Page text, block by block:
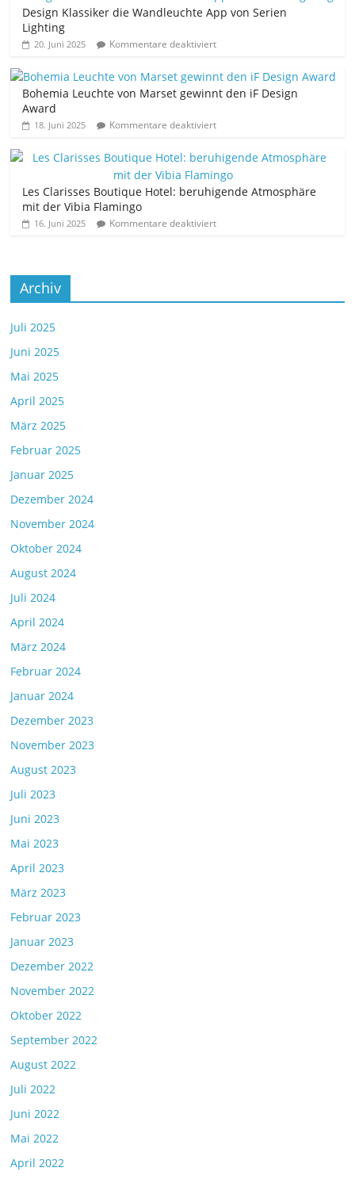
Design Klassiker die Wandleuchte App von Serien
Lighting
20. Juni 2025 Kommentare deaktiviert
Bohemia Leuchte von Marset gewinnt den iF Design
Award
18. Juni 2025 Kommentare deaktiviert
Les Clarisses Boutique Hotel: beruhigende Atmosphäre
mit der Vibia Flamingo
16. Juni 2025 Kommentare deaktiviert
Archiv
Juli 2025
Juni 2025
Mai 2025
April 2025
März 2025
Februar 2025
Januar 2025
Dezember 2024
November 2024
Oktober 2024
August 2024
Juli 2024
April 2024
März 2024
Februar 2024
Januar 2024
Dezember 2023
November 2023
August 2023
Juli 2023
Juni 2023
Mai 2023
April 2023
März 2023
Februar 2023
Januar 2023
Dezember 2022
November 2022
Oktober 2022
September 2022
August 2022
Juli 2022
Juni 2022
Mai 2022
April 2022